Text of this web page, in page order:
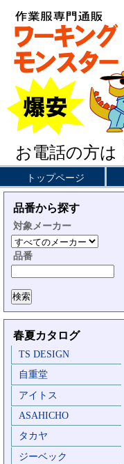
お電話の方は
トップページ
品番から探す
対象メーカー
品番
春夏カタログ
TS DESIGN
自重堂
アイトス
ASAHICHO
タカヤ
ジーベック